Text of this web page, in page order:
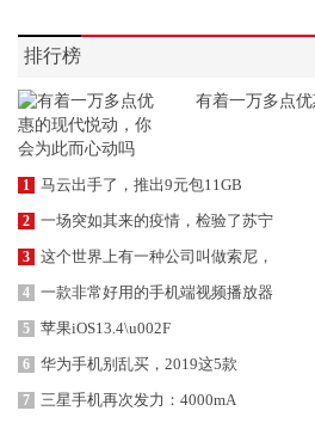
排行榜
有着一万多点
1 马云出手了，推出9元包11GB
2 一场突如其来的疫情，检验了苏宁
3 这个世界上有一种公司叫做索尼，
4 一款非常好用的手机端视频播放器
5 苹果iOS13.4\u002F
6 华为手机别乱买，2019这5款
7 三星手机再次发力：4000mA